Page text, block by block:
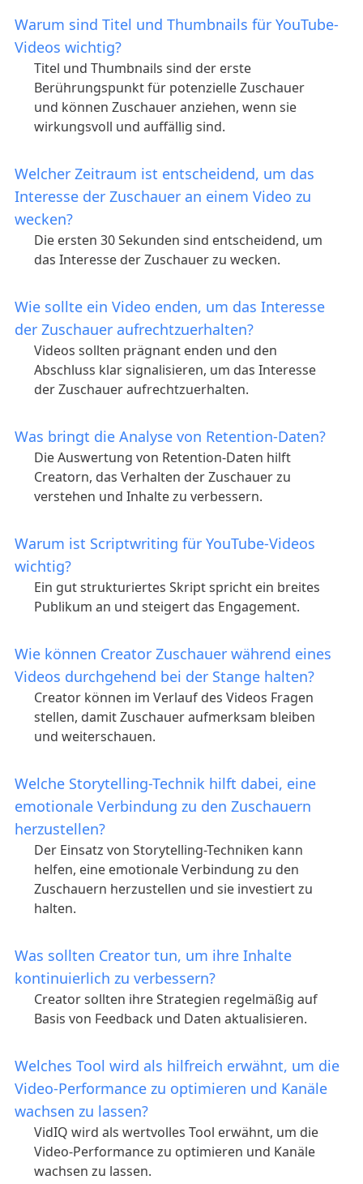
Warum sind Titel und Thumbnails für YouTube-
Videos wichtig?
Titel und Thumbnails sind der erste
Berührungspunkt für potenzielle Zuschauer
und können Zuschauer anziehen, wenn sie
wirkungsvoll und auffällig sind.
Welcher Zeitraum ist entscheidend, um das
Interesse der Zuschauer an einem Video zu
wecken?
Die ersten 30 Sekunden sind entscheidend, um
das Interesse der Zuschauer zu wecken.
Wie sollte ein Video enden, um das Interesse
der Zuschauer aufrechtzuerhalten?
Videos sollten prägnant enden und den
Abschluss klar signalisieren, um das Interesse
der Zuschauer aufrechtzuerhalten.
Was bringt die Analyse von Retention-Daten?
Die Auswertung von Retention-Daten hilft
Creatorn, das Verhalten der Zuschauer zu
verstehen und Inhalte zu verbessern.
Warum ist Scriptwriting für YouTube-Videos
wichtig?
Ein gut strukturiertes Skript spricht ein breites
Publikum an und steigert das Engagement.
Wie können Creator Zuschauer während eines
Videos durchgehend bei der Stange halten?
Creator können im Verlauf des Videos Fragen
stellen, damit Zuschauer aufmerksam bleiben
und weiterschauen.
Welche Storytelling-Technik hilft dabei, eine
emotionale Verbindung zu den Zuschauern
herzustellen?
Der Einsatz von Storytelling-Techniken kann
helfen, eine emotionale Verbindung zu den
Zuschauern herzustellen und sie investiert zu
halten.
Was sollten Creator tun, um ihre Inhalte
kontinuierlich zu verbessern?
Creator sollten ihre Strategien regelmäßig auf
Basis von Feedback und Daten aktualisieren.
Welches Tool wird als hilfreich erwähnt, um die
Video-Performance zu optimieren und Kanäle
wachsen zu lassen?
VidIQ wird als wertvolles Tool erwähnt, um die
Video-Performance zu optimieren und Kanäle
wachsen zu lassen.